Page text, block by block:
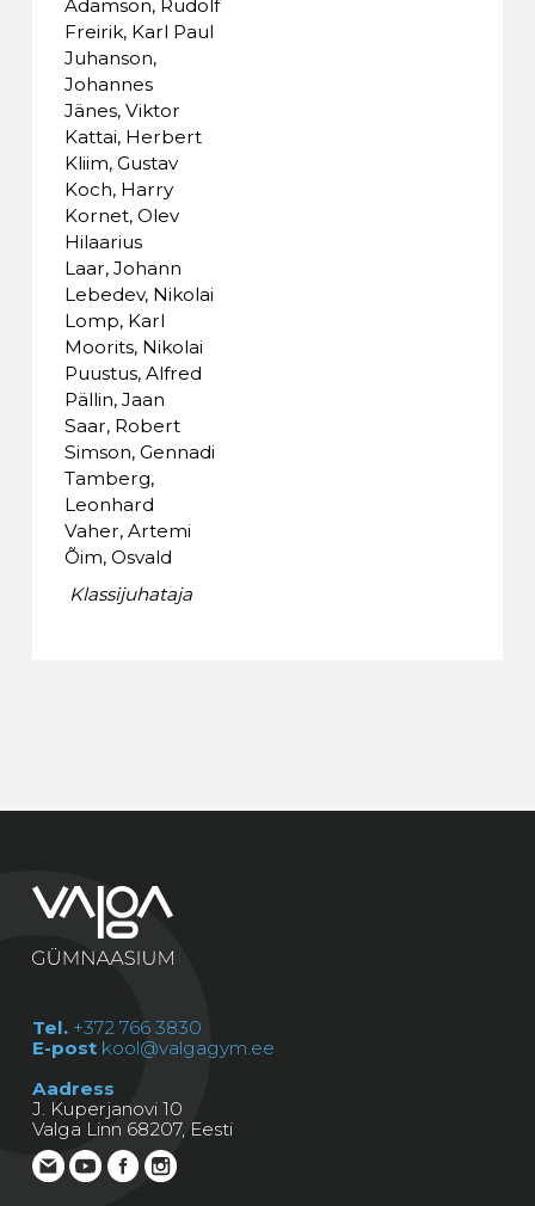
Adamson, Rudolf
Freirik, Karl Paul
Juhanson,
Johannes
Jänes, Viktor
Kattai, Herbert
Kliim, Gustav
Koch, Harry
Kornet, Olev
Hilaarius
Laar, Johann
Lebedev, Nikolai
Lomp, Karl
Moorits, Nikolai
Puustus, Alfred
Pällin, Jaan
Saar, Robert
Simson, Gennadi
Tamberg,
Leonhard
Vaher, Artemi
Õim, Osvald
Klassijuhataja
Tel. +372 766 3830
E-post kool@valgagym.ee
Aadress
J. Kuperjanovi 10
Valga Linn 68207, Eesti